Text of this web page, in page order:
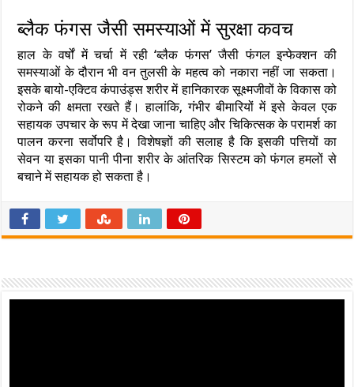
ब्लैक फंगस जैसी समस्याओं में सुरक्षा कवच
हाल के वर्षों में चर्चा में रही ‘ब्लैक फंगस’ जैसी फंगल इन्फेक्शन की
समस्याओं के दौरान भी वन तुलसी के महत्व को नकारा नहीं जा सकता।
इसके बायो-एक्टिव कंपाउंड्स शरीर में हानिकारक सूक्ष्मजीवों के विकास को
रोकने की क्षमता रखते हैं। हालांकि, गंभीर बीमारियों में इसे केवल एक
सहायक उपचार के रूप में देखा जाना चाहिए और चिकित्सक के परामर्श का
पालन करना सर्वोपरि है। विशेषज्ञों की सलाह है कि इसकी पत्तियों का
सेवन या इसका पानी पीना शरीर के आंतरिक सिस्टम को फंगल हमलों से
बचाने में सहायक हो सकता है।